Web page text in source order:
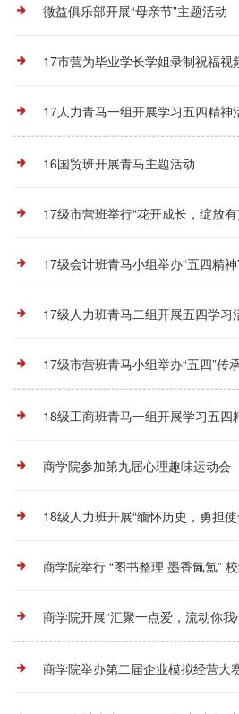
命”主题班会
微益俱乐部开展“母亲节”主题活动
17市营为毕业学长学姐录制祝福视
17人力青马一组开展学习五四精神
16国贸班开展青马主题活动
17级市营班举行“花开成长，绽放
班会
17级会计班青马小组举办“五四精
17级人力班青马二组开展五四学习
17级市营班青马小组举办“五四”传
18级工商班青马一组开展学习五四
动
商学院参加第九届心理趣味运动会
18级人力班开展“缅怀历史，勇担
活动
商学院举行 “图书整理 墨香氤氲”
商学院开展“汇聚一点爱，流动你我
商学院举办第二届企业模拟经营大